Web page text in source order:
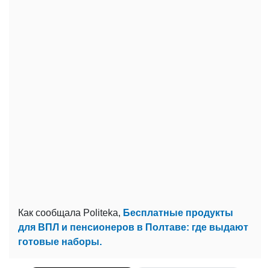
Как сообщала Politeka, Бесплатные продукты
для ВПЛ и пенсионеров в Полтаве: где выдают
готовые наборы.